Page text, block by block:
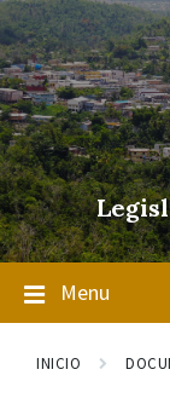
Skip
to
content
Skip
to
main
navigation
Skip
to
footer
Menu
INICIO